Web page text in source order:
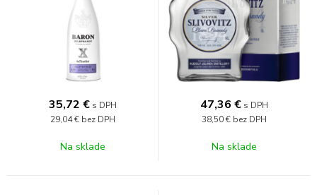
35,72 € s DPH
29,04 € bez DPH
Na sklade
47,36 € s DPH
38,50 € bez DPH
Na sklade